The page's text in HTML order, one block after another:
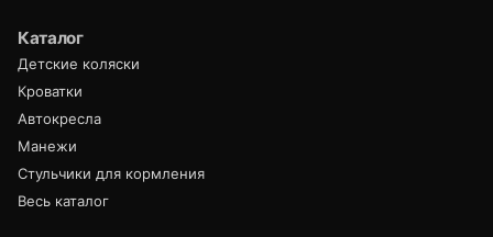
Каталог
Детские коляски
Кроватки
Автокресла
Манежи
Стульчики для кормления
Весь каталог